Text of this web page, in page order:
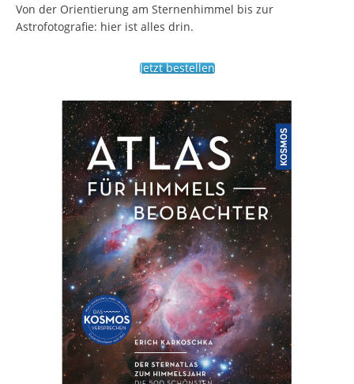
Von der Orientierung am Sternenhimmel bis zur
Astrofotografie: hier ist alles drin.
Jetzt bestellen